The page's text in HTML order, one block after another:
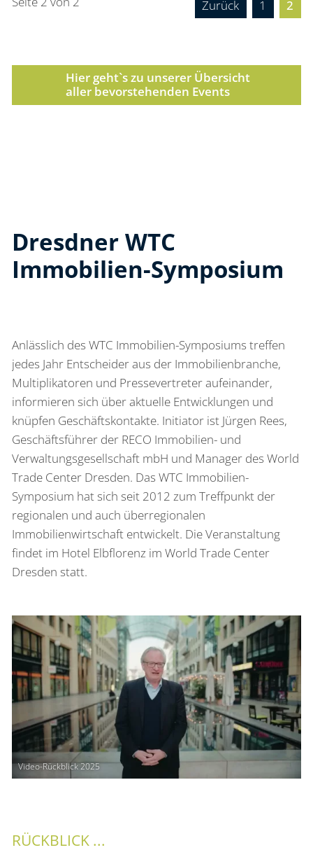
Zurück 1 2
Hier geht`s zu unserer Übersicht
aller bevorstehenden Events
Dresdner WTC
Immobilien-Symposium
Anlässlich des WTC Immobilien-Symposiums treffen
jedes Jahr Entscheider aus der Immobilienbranche,
Multiplikatoren und Pressevertreter aufeinander,
informieren sich über aktuelle Entwicklungen und
knüpfen Geschäftskontakte. Initiator ist Jürgen Rees,
Geschäftsführer der RECO Immobilien- und
Verwaltungsgesellschaft mbH und Manager des World
Trade Center Dresden. Das WTC Immobilien-
Symposium hat sich seit 2012 zum Treffpunkt der
regionalen und auch überregionalen
Immobilienwirtschaft entwickelt. Die Veranstaltung
findet im Hotel Elbflorenz im World Trade Center
Dresden statt.
Video-Rückblick 2025
RÜCKBLICK ...